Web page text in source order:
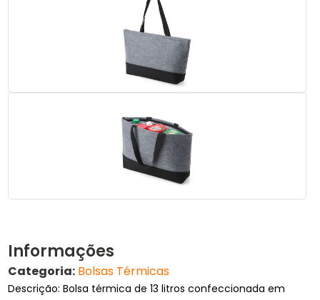
Informações
Categoria: Bolsas Térmicas
Descrição: Bolsa térmica de 13 litros confeccionada em